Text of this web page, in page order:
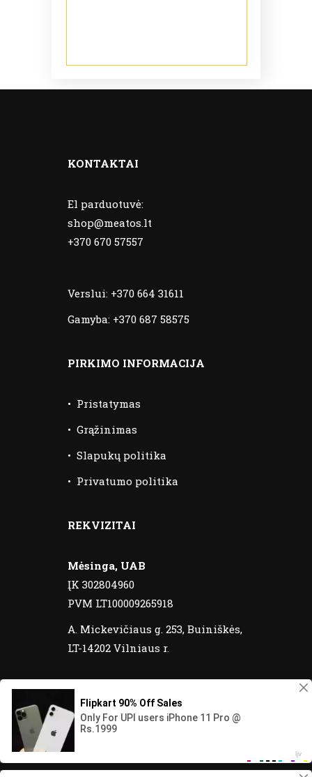
KONTAKTAI
El parduotuvė:
shop@meatos.lt
+370 670 57557
Verslui: +370 664 31611
Gamyba: +370 687 58575
PIRKIMO INFORMACIJA
• Pristatymas
• Grąžinimas
• Slapukų politika
• Privatumo politika
REKVIZITAI
Mėsinga, UAB
ĮK 302804960
PVM LT100009265918
A. Mickevičiaus g. 253, Buiniškės,
LT-14202 Vilniaus r.